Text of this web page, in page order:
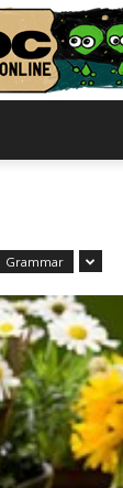
–
amarilisonline
Grammar